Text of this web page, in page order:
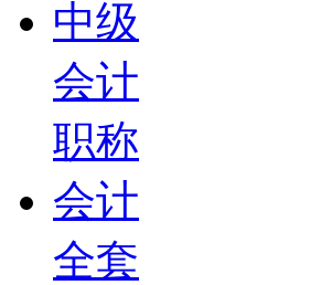
中级
会计
职称
会计
全套